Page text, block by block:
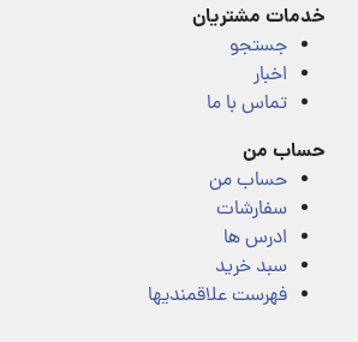
خدمات مشتریان
جستجو
اخبار
تماس با ما
حساب من
حساب من
سفارشات
ادرس ها
سبد خرید
فهرست علاقمندیها